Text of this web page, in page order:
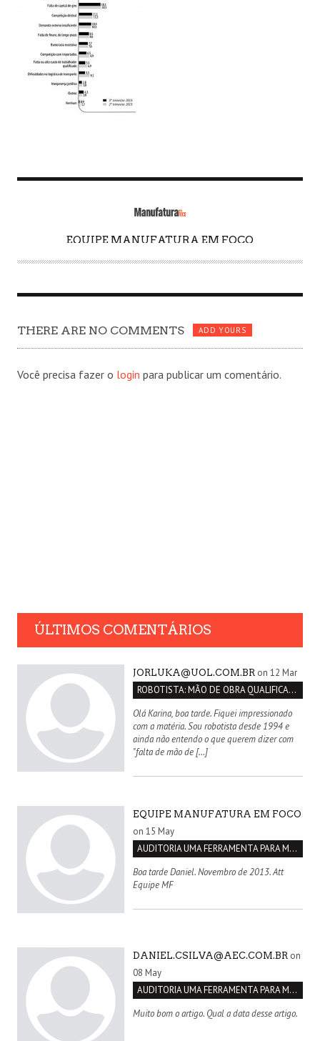
U
H
R
EQUIPE MANUFATURA EM FOCO
THERE ARE NO COMMENTS ADD YOURS
Você precisa fazer o login para publicar um comentário.
ÚLTIMOS COMENTÁRIOS
JORLUKA@UOL.COM.BR on 12 Mar
ROBOTISTA: MÃO DE OBRA QUALIFICADA INEXISTENTE NO BRASIL
Olá Karina, boa tarde. Fiquei impressionado
com a matéria. Sou robotista desde 1994 e
ainda não entendo o que querem dizer com
"falta de mão de […]
EQUIPE MANUFATURA EM FOCO
on 15 May
AUDITORIA UMA FERRAMENTA PARA MELHORIA CONTÍNUA
Boa tarde Daniel. Novembro de 2013. Att
Equipe MF
DANIEL.CSILVA@AEC.COM.BR on
08 May
AUDITORIA UMA FERRAMENTA PARA MELHORIA CONTÍNUA
Muito bom o artigo. Qual a data desse artigo.